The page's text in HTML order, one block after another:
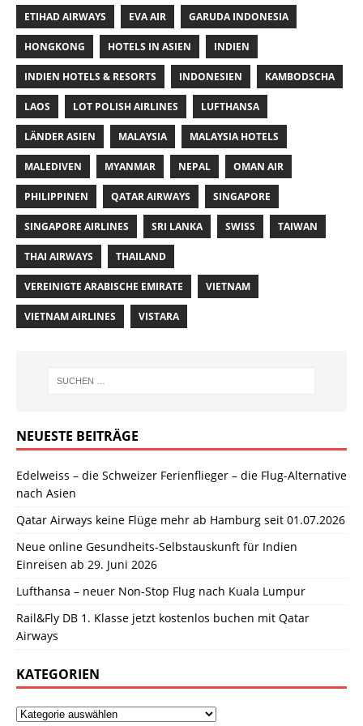
ETIHAD AIRWAYS EVA AIR GARUDA INDONESIA
HONGKONG HOTELS IN ASIEN INDIEN
INDIEN HOTELS & RESORTS INDONESIEN KAMBODSCHA
LAOS LOT POLISH AIRLINES LUFTHANSA
LÄNDER ASIEN MALAYSIA MALAYSIA HOTELS
MALEDIVEN MYANMAR NEPAL OMAN AIR
PHILIPPINEN QATAR AIRWAYS SINGAPORE
SINGAPORE AIRLINES SRI LANKA SWISS TAIWAN
THAI AIRWAYS THAILAND
VEREINIGTE ARABISCHE EMIRATE VIETNAM
VIETNAM AIRLINES VISTARA
NEUESTE BEITRÄGE
Edelweiss – die Schweizer Ferienflieger – die Flug-Alternative
nach Asien
Qatar Airways keine Flüge mehr ab Hamburg seit 01.07.2026
Neue online Gesundheits-Selbstauskunft für Indien
Einreisen ab 29. Juni 2026
Lufthansa – neuer Non-Stop Flug nach Kuala Lumpur
Rail&Fly DB 1. Klasse jetzt kostenlos buchen mit Qatar
Airways
KATEGORIEN